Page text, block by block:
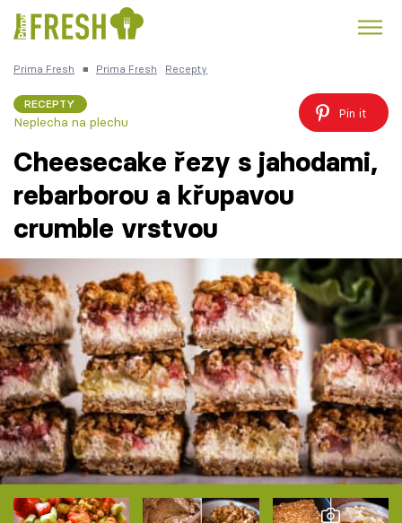
Česká kuchyně
Témata
Recepty
Články
TV Program
Škola vaření
Recepty z TV
Speciál: Cuketa
Prima Fresh ■ Prima Fresh Recepty
RECEPTY
Neplecha na plechu
Pin it
Cheesecake řezy s jahodami,
rebarborou a křupavou
crumble vrstvou